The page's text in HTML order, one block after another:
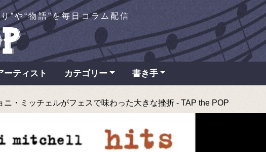
”や“物語”を毎日コラム配信
ーティスト カテゴリー 書き手
ニ・ミッチェルがフェスで味わった大きな挫折 - TAP the POP